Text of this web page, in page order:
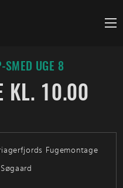
SMED UGE 8
KL. 10.00
Fugemontage